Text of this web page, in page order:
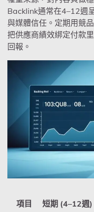
Backlink通常在4–12週
與媒體信任。定期用競
把供應商績效綁定付款
回報。
項目 短期 (4–12週)